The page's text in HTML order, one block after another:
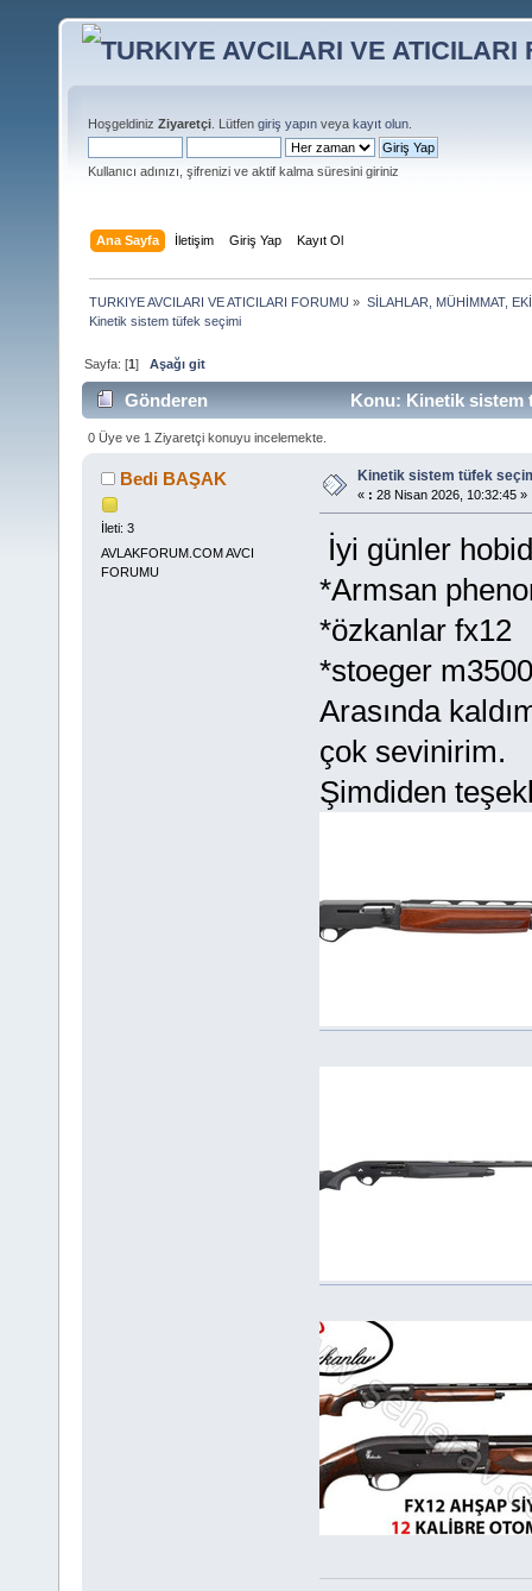
Hoşgeldiniz Ziyaretçi . Lütfen giriş yapın veya kayıt olun
Kullanıcı adınızı, şifrenizi ve aktif kalma süresini giriniz
Ana Sayfa İletişim Giriş Yap Kayıt Ol
TURKIYE AVCILARI VE ATICILARI FORUMU » SİLAHLAR, MÜHİMMAT,
Kinetik sistem tüfek seçimi
Sayfa: [1]Aşağı git
Gönderen Konu: Kinetik sistem
0 Üye ve 1 Ziyaretçi konuyu incelemekte.
Bedi BAŞAK
İleti: 3
AVLAKFORUM.COM AVCI
FORUMU
Kinetik sistem tüfek
« : 28 Nisan 2026, 10:32:45 »
İyi günler
*Armsan
*özkanlar fx12
*stoeger
Arasında
çok sevinirim.
Şimdiden